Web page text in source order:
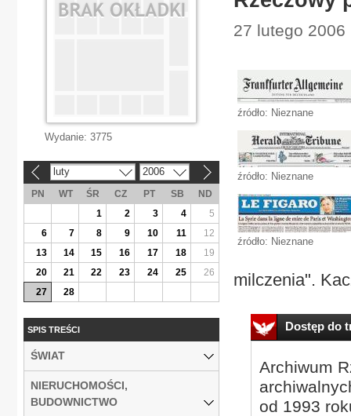
27 lutego
źródło: Nieznane
źródło: Nieznane
źródło: Nieznane
milczenia".
Dostęp do
Archiwum
od 1993
Wydanie: 3775
luty 2006
PN WT ŚR CZ PT SB
ND
1
2 3 4
5
6
7 8 9 10 11
12
13
14 15 16 17 18
19
20
21 22 23 24 25
26
27
28
SPIS TREŚCI
ŚWIAT
NIERUCHOMOŚCI,
BUDOWNICTWO